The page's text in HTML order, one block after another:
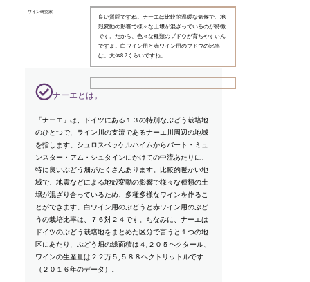
ワイン研究家
良い質問ですね。ナーエは比較的温暖な気候で、地
殻変動の影響で様々な土壌が混ざっているのが特徴
です。だから、色々な種類のブドウが育ちやすいん
ですよ。白ワイン用と赤ワイン用のブドウの比率
は、大体8:2くらいですね。
ナーエとは。
「ナーエ」は、ドイツにある１３の特別なぶどう栽培地
のひとつで、ライン川の支流であるナーエ川周辺の地域
を指します。シュロスベッケルハイムからバート・ミュ
ンスター・アム・シュタインにかけての中流あたりに、
特に良いぶどう畑がたくさんあります。比較的暖かい地
域で、地震などによる地殻変動の影響で様々な種類の土
壌が混ざり合っているため、多種多様なワインを作るこ
とができます。白ワイン用のぶどうと赤ワイン用のぶど
うの栽培比率は、７６対２４です。ちなみに、ナーエは
ドイツのぶどう栽培地をまとめた区分で言うと１つの地
区にあたり、ぶどう畑の総面積は４,２０５ヘクタール、
ワインの生産量は２２万５,５８８ヘクトリットルです
（２０１６年のデータ）。